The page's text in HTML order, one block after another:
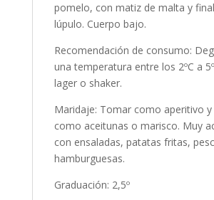
pomelo, con matiz de malta y
lúpulo. Cuerpo bajo.
Recomendación de consumo:
una temperatura entre los 2ºC a
lager o shaker.
Maridaje: Tomar como aperitivo
como aceitunas o marisco. Muy
con ensaladas, patatas fritas,
hamburguesas.
Graduación: 2,5º